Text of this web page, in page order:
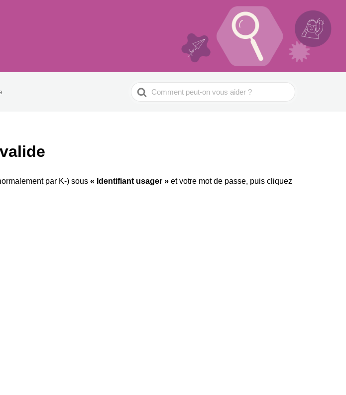
Search
For
par K-) sous « Identifiant usager » et votre mot de passe, puis cliquez